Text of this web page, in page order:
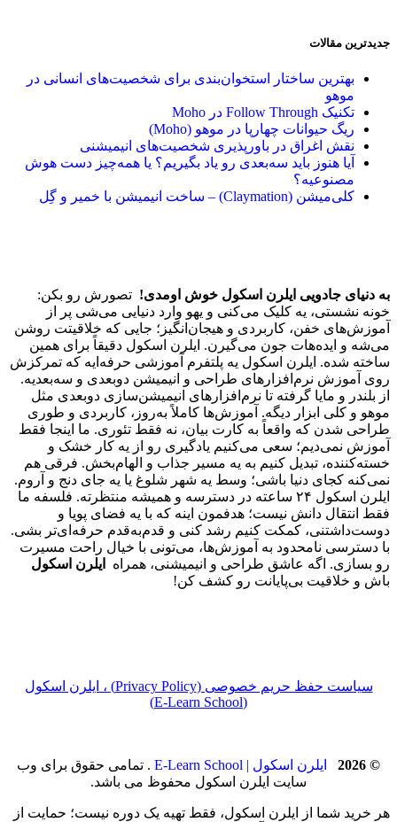
جدیدترین مقالات
بهترین ساختار استخوان‌بندی برای شخصیت‌های انسانی در
موهو
تکنیک Follow Through در Moho
ریگ حیوانات چهارپا در موهو (Moho)
نقش اغراق در باورپذیری شخصیت‌های انیمیشنی
آیا هنوز باید سه‌بعدی‌ رو یاد بگیریم؟ یا همه‌چیز دست هوش
مصنوعیه؟
کلی‌میشن (Claymation) – ساخت انیمیشن با خمیر و گِل
به دنیای جادویی ایلرن اسکول خوش اومدی! تصورش رو بکن:
خونه نشستی، یه کلیک می‌کنی و یهو وارد دنیایی می‌شی پر از
آموزش‌های خفن، کاربردی و هیجان‌انگیز؛ جایی که خلاقیتت روشن
می‌شه و ایده‌هات جون می‌گیرن. ایلرن اسکول دقیقاً برای همین
ساخته شده. ایلرن اسکول یه پلتفرم آموزشی حرفه‌ایه که تمرکزش
روی آموزش نرم‌افزارهای طراحی و انیمیشن دو‌بعدی و سه‌بعدیه.
از بلندر و مایا گرفته تا نرم‌افزارهای انیمیشن‌سازی دوبعدی مثل
موهو و کلی ابزار دیگه. آموزش‌ها کاملاً به‌روز، کاربردی و طوری
طراحی شدن که واقعاً به کارت بیان، نه فقط تئوری. ما اینجا فقط
آموزش نمی‌دیم؛ سعی می‌کنیم یادگیری رو از یه کار خشک و
خسته‌کننده، تبدیل کنیم به یه مسیر جذاب و الهام‌بخش. فرقی هم
نمی‌کنه کجای دنیا باشی؛ وسط یه شهر شلوغ یا یه جای دنج و آروم.
ایلرن اسکول ۲۴ ساعته در دسترسه و همیشه منتظرته. فلسفه ما
فقط انتقال دانش نیست؛ هدفمون اینه که با یه فضای پویا و
دوست‌داشتنی، کمکت کنیم رشد کنی و قدم‌به‌قدم حرفه‌ای‌تر بشی.
با دسترسی نامحدود به آموزش‌ها، می‌تونی با خیال راحت مسیرت
رو بسازی. اگه عاشق طراحی و انیمیشنی، همراه
ایلرن اسکول
باش و خلاقیت بی‌پایانت رو کشف کن!
سیاست حفظ حریم خصوصی (Privacy Policy) ، ایلرن اسکول
(E‑Learn School)
© 2026 ایلرن اسکول | E-Learn School
. تمامی حقوق برای وب
سایت ایلرن اسکول محفوظ می باشد.
هر خرید شما از ایلرن اسکول، فقط تهیه یک دوره نیست؛ حمایت از